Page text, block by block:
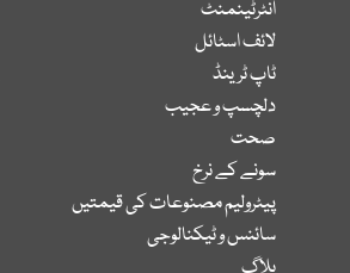
انٹرٹینمنٹ
لائف اسٹائل
ٹاپ ٹرینڈ
دلچسپ و عجیب
صحت
سونے کے نرخ
پیٹرولیم مصنوعات کی قیمتیں
سائنس و ٹیکنالوجی